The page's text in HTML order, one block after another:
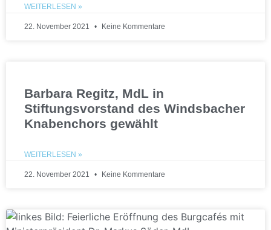
WEITERLESEN »
22. November 2021 Keine Kommentare
Barbara Regitz, MdL in
Stiftungsvorstand des Windsbacher
Knabenchors gewählt
WEITERLESEN »
22. November 2021 Keine Kommentare